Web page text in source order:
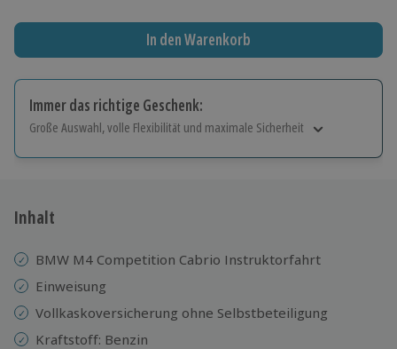
In den Warenkorb
Immer das richtige Geschenk:
Große Auswahl, volle Flexibilität und maximale Sicherheit
Jeder Gutschein für alle Erlebnisse einlösbar.
Inhalt
BMW M4 Competition Cabrio Instruktorfahrt
Einweisung
Vollkaskoversicherung ohne Selbstbeteiligung
Kraftstoff: Benzin